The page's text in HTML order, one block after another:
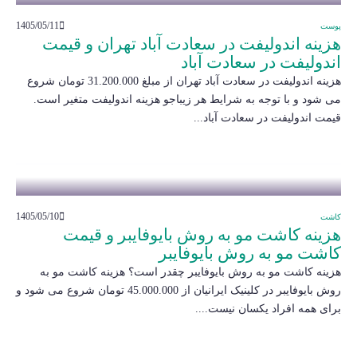
پوست 1405/05/11
هزینه اندولیفت در سعادت آباد تهران و قیمت
اندولیفت در سعادت آباد
هزینه اندولیفت در سعادت آباد تهران از مبلغ 31.200.000 تومان شروع
می شود و با توجه به شرایط هر زیباجو هزینه اندولیفت متغیر است.
قیمت اندولیفت در سعادت آباد...
کاشت 1405/05/10
هزینه کاشت مو به روش بایوفایبر و قیمت
کاشت مو به روش بایوفایبر
هزینه کاشت مو به روش بایوفایبر چقدر است؟ هزینه کاشت مو به
روش بایوفایبر در کلینیک ایرانیان از 45.000.000 تومان شروع می شود و
برای همه افراد یکسان نیست....